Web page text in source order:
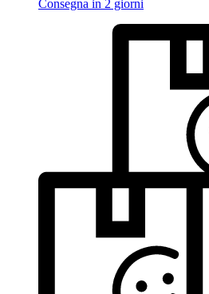
Consegna in 2 giorni